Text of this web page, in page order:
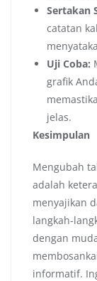
Sertakan
catatan
Uji Coba:
grafik
jelas.
Kesimpulan
Mengubah
adalah
menyajikan
langkah-
dengan
informatif.